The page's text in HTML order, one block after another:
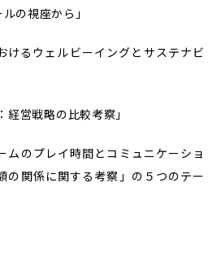
の視座から」
けるウェルビーイングとサステナビ
経営戦略の比較考察」
ムのプレイ時間とコミュニケーショ
の関係に関する考察」の５つのテー